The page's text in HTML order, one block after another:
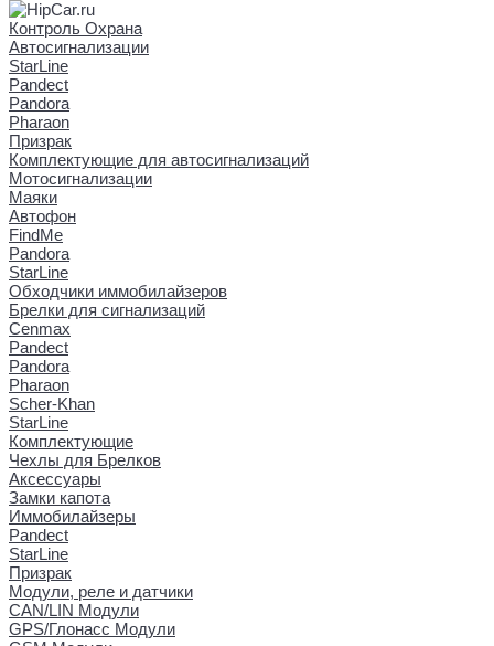
Контроль Охрана
Автосигнализации
StarLine
Pandect
Pandora
Pharaon
Призрак
Комплектующие для автосигнализаций
Мотосигнализации
Маяки
Автофон
FindMe
Pandora
StarLine
Обходчики иммобилайзеров
Брелки для сигнализаций
Cenmax
Pandect
Pandora
Pharaon
Scher-Khan
StarLine
Комплектующие
Чехлы для Брелков
Аксессуары
Замки капота
Иммобилайзеры
Pandect
StarLine
Призрак
Модули, реле и датчики
CAN/LIN Модули
GPS/Глонасс Модули